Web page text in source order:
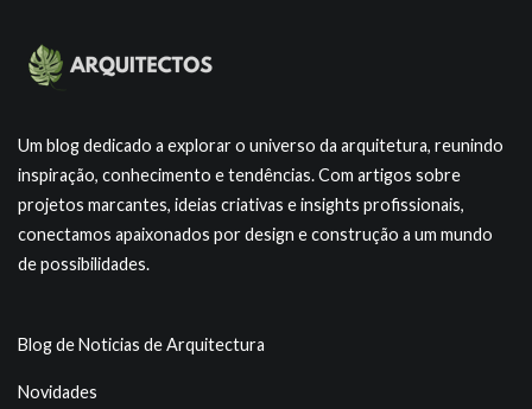
Um blog dedicado a explorar o universo da arquitetura, reunindo
inspiração, conhecimento e tendências. Com artigos sobre
projetos marcantes, ideias criativas e insights profissionais,
conectamos apaixonados por design e construção a um mundo
de possibilidades.
Blog de Noticias de Arquitectura
Novidades